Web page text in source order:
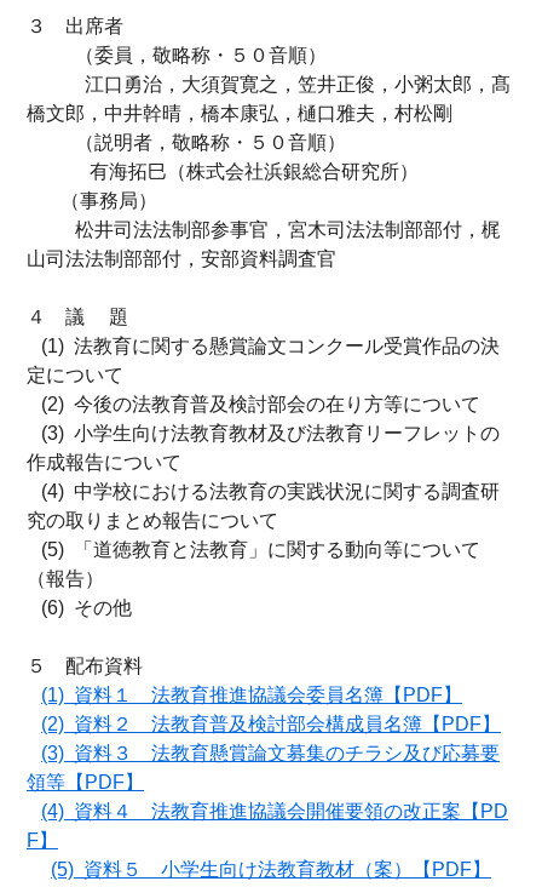
３ 出席者
（委員，敬略称・５０音順）
江口勇治，大須賀寛之，笠井正俊，小粥太郎，髙
橋文郎，中井幹晴，橋本康弘，樋口雅夫，村松剛
（説明者，敬略称・５０音順）
有海拓巳（株式会社浜銀総合研究所）
（事務局）
松井司法法制部参事官，宮木司法法制部部付，梶
山司法法制部部付，安部資料調査官
４ 議 題
(1) 法教育に関する懸賞論文コンクール受賞作品の決
定について
(2) 今後の法教育普及検討部会の在り方等について
(3) 小学生向け法教育教材及び法教育リーフレットの
作成報告について
(4) 中学校における法教育の実践状況に関する調査研
究の取りまとめ報告について
(5) 「道徳教育と法教育」に関する動向等について
（報告）
(6) その他
５ 配布資料
(1) 資料１ 法教育推進協議会委員名簿【PDF】
(2) 資料２ 法教育普及検討部会構成員名簿【PDF】
(3) 資料３ 法教育懸賞論文募集のチラシ及び応募要
領等【PDF】
(4) 資料４ 法教育推進協議会開催要領の改正案【PD
F】
(5) 資料５ 小学生向け法教育教材（案）【PDF】